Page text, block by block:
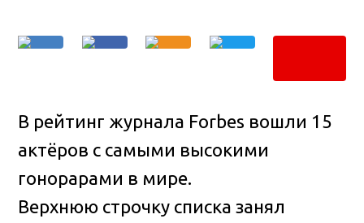
В рейтинг журнала Forbes вошли 15
актёров с самыми высокими
гонорарами в мире.
Верхнюю строчку списка занял